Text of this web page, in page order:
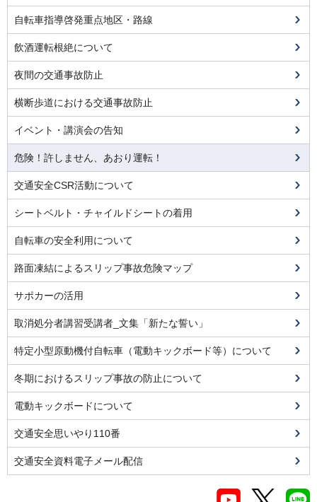
自転車指導啓発重点地区・路線
飲酒運転根絶について
夜間の交通事故防止
横断歩道における交通事故防止
イベント・講演会の告知
危険！許しません、あおり運転！
交通安全CSR活動について
シートベルト・チャイルドシートの着用
自転車の安全利用について
路面凍結によるスリップ事故危険マップ
サポカーの活用
取消処分者講習受講者_文集「新たな誓い」
特定小型原動機付自転車（電動キックボード等）について
冬期におけるスリップ事故の防止について
電動キックボードについて
交通安全思いやり110番
交通安全資料電子メール配信